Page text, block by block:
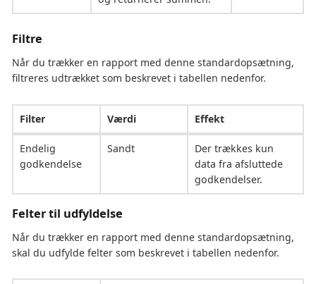
Filtre
Når du trækker en rapport med denne standardopsætning,
filtreres udtrækket som beskrevet i tabellen nedenfor.
Filter Værdi Effekt
Endelig
godkendelse
Sandt
Der trækkes kun
data fra afsluttede
godkendelser.
Felter til udfyldelse
Når du trækker en rapport med denne standardopsætning,
skal du udfylde felter som beskrevet i tabellen nedenfor.